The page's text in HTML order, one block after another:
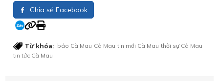
Chia sẻ Facebook
Từ khóa: báo Cà Mau Cà Mau tin mới Cà Mau thời sự Cà Mau
tin tức Cà Mau